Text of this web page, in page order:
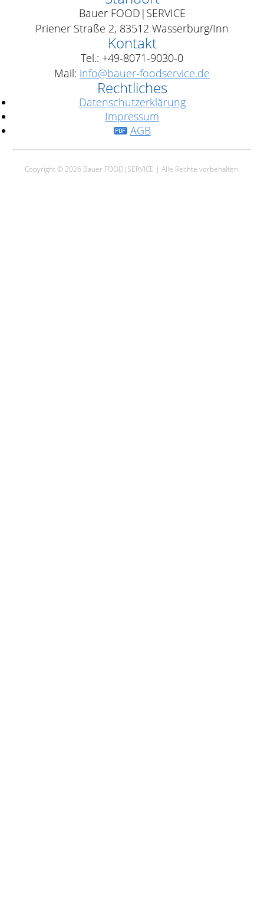
Bauer FOOD|SERVICE
Priener Straße 2, 83512 Wasserburg/Inn
Kontakt
Tel.: +49-8071-9030-0
Mail: info@bauer-foodservice.de
Rechtliches
Datenschutzerklärung
Impressum
AGB
Copyright © 2026 Bauer FOOD|SERVICE | Alle Rechte vorbehalten.